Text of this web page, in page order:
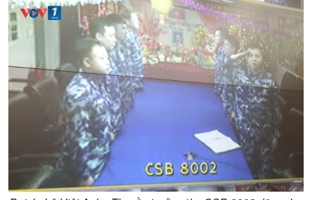
Thời sự 18h
Thời sự 21h30
Bản tin
Chuyên mục
Theo dòng Thời sự